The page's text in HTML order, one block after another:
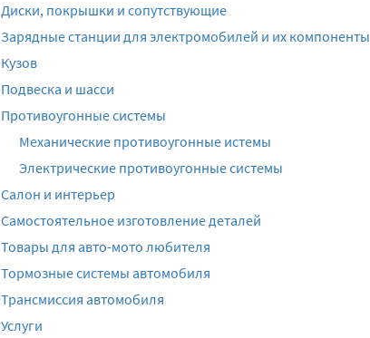
Диски, покрышки и сопутствующие
Зарядные станции для электромобилей и их компоненты
Кузов
Подвеска и шасси
Противоугонные системы
Механические противоугонные истемы
Электрические противоугонные системы
Салон и интерьер
Самостоятельное изготовление деталей
Товары для авто-мото любителя
Тормозные системы автомобиля
Трансмиссия автомобиля
Услуги